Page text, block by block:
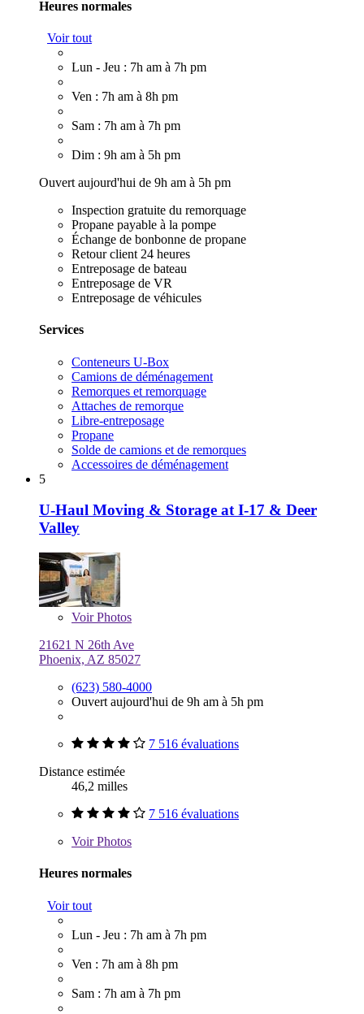
Heures normales
Voir tout
Lun - Jeu : 7h am à 7h pm
Ven : 7h am à 8h pm
Sam : 7h am à 7h pm
Dim : 9h am à 5h pm
Ouvert aujourd'hui de 9h am à 5h pm
Inspection gratuite du remorquage
Propane payable à la pompe
Échange de bonbonne de propane
Retour client 24 heures
Entreposage de bateau
Entreposage de VR
Entreposage de véhicules
Services
Conteneurs U-Box
Camions de déménagement
Remorques et remorquage
Attaches de remorque
Libre-entreposage
Propane
Solde de camions et de remorques
Accessoires de déménagement
5
U-Haul Moving & Storage at I-17 & Deer
Valley
VoirPhotos
21621 N 26th Ave
Phoenix, AZ 85027
(623) 580-4000
Ouvert aujourd'hui de 9h am à 5h pm
7 516 évaluations
Distance estimée
46,2 milles
7 516 évaluations
VoirPhotos
Heures normales
Voir tout
Lun - Jeu : 7h am à 7h pm
Ven : 7h am à 8h pm
Sam : 7h am à 7h pm